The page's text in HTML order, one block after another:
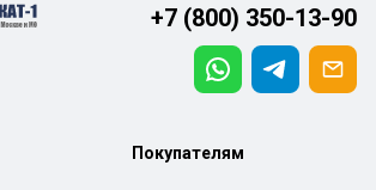
+7 (800) 350-13-90
Покупателям